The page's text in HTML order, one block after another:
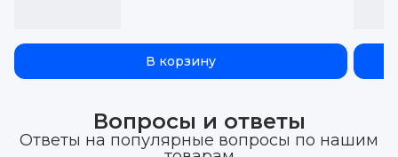
В корзину
Вопросы и ответы
Ответы на популярные вопросы по нашим